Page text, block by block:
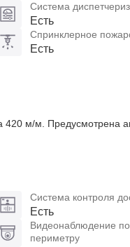
Система
Есть
Спринклерное
Есть
м/м. Предусмотрена
Система контроля
Есть
Видеонаблюдение по
периметру